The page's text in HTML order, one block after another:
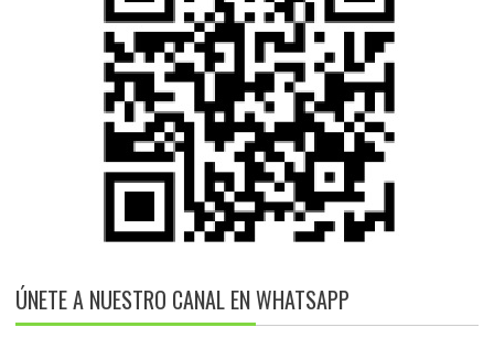
ÚNETE A NUESTRO CANAL EN WHATSAPP